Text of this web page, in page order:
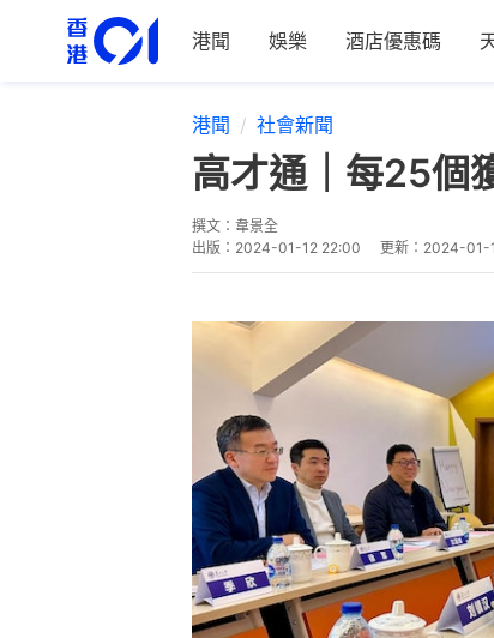
港聞 娛樂 酒店優惠碼
港聞 社會新聞
高才通｜每25個
撰文： 韋景全
出版： 2024-01-12 22:00 更新： 2024-01-